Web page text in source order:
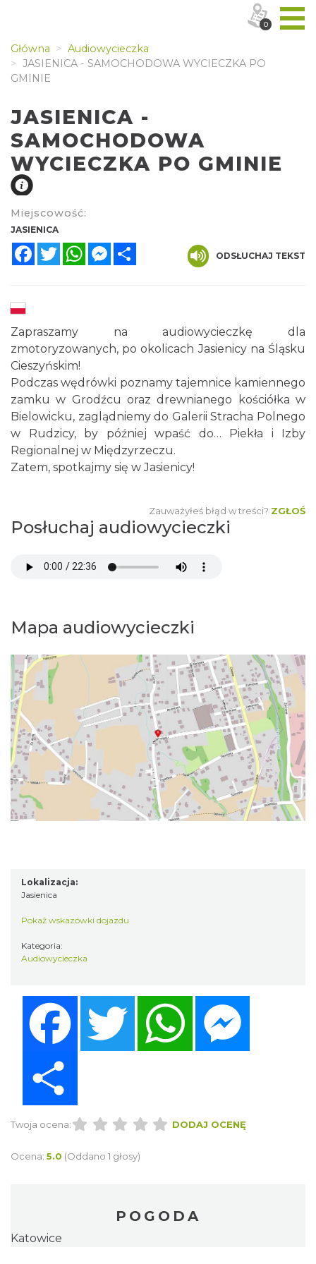
Główna
Audiowycieczka
JASIENICA - SAMOCHODOWA WYCIECZKA PO
GMINIE
JASIENICA -
SAMOCHODOWA
WYCIECZKA PO GMINIE
Miejscowość:
JASIENICA
FacebookTwitterWhatsAppMessenger
ODSŁUCHAJ TEKST
Zapraszamy na audiowycieczkę dla
zmotoryzowanych, po okolicach Jasienicy na Śląsku
Cieszyńskim!
Podczas wędrówki poznamy tajemnice kamiennego
zamku w Grodźcu oraz drewnianego kościółka w
Bielowicku, zaglądniemy do Galerii Stracha Polnego
w Rudzicy, by później wpaść do… Piekła i Izby
Regionalnej w Międzyrzeczu.
Zatem, spotkajmy się w Jasienicy!
Zauważyłeś błąd w treści? ZGŁOŚ
Posłuchaj audiowycieczki
Mapa audiowycieczki
Lokalizacja:
Jasienica
Pokaż wskazówki dojazdu
Kategoria:
Audiowycieczka
Twitter WhatsApp
Twoja ocena: DODAJ OCENĘ
Ocena: 5.0 (Oddano 1 głosy)
POGODA
Katowice
0